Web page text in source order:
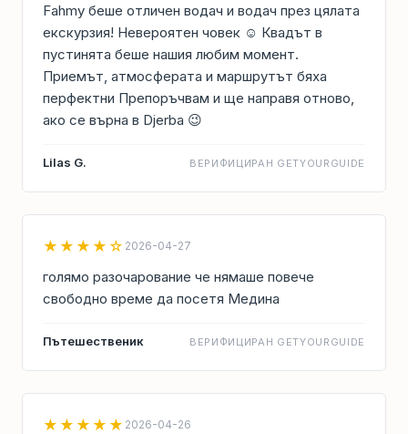
Fahmy беше отличен водач и водач през цялата
екскурзия! Невероятен човек ☺️ Квадът в
пустинята беше нашия любим момент.
Приемът, атмосферата и маршрутът бяха
перфектни Препоръчвам и ще направя отново,
ако се върна в Djerba 😉
Lilas G. ВЕРИФИЦИРАН GETYOURGUIDE
★★★★☆ 2026-04-27
голямо разочарование че нямаше повече
свободно време да посетя Медина
Пътешественик ВЕРИФИЦИРАН GETYOURGUIDE
★★★★★ 2026-04-26